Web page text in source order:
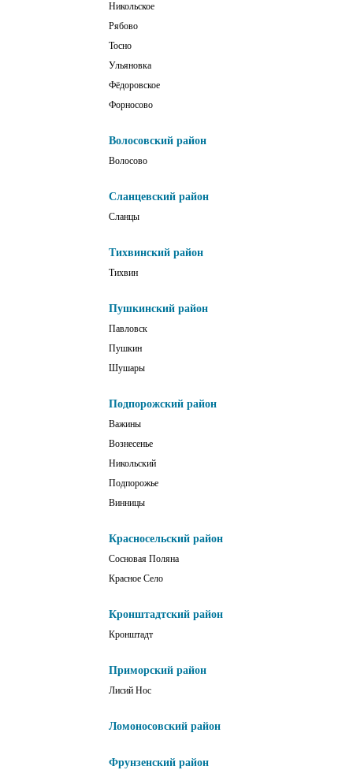
Никольское
Рябово
Тосно
Ульяновка
Фёдоровское
Форносово
Волосовский район
Волосово
Сланцевский район
Сланцы
Тихвинский район
Тихвин
Пушкинский район
Павловск
Пушкин
Шушары
Подпорожский район
Важины
Вознесенье
Никольский
Подпорожье
Винницы
Красносельский район
Сосновая Поляна
Красное Село
Кронштадтский район
Кронштадт
Приморский район
Лисий Нос
Ломоносовский район
Фрунзенский район